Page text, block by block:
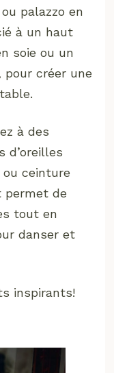
palazzo en
à un haut
soie ou un
créer une
à des
d’oreilles
ceinture
permet de
tout en
danser et
inspirants!